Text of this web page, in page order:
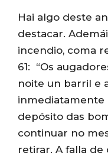
Hai algo deste
destacar.
incendio, coma
61: “Os
noite un barril e
inmediatamente
depósito das
continuar no
retirar. A falla